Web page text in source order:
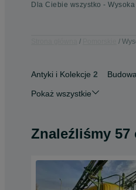
Dla Ciebie wszystko -
Antyki i Kolekcje 2
Pokaż wszystkie
Znaleźliśmy 57